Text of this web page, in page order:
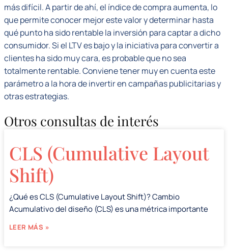
más difícil. A partir de ahí, el índice de compra aumenta, lo
que permite conocer mejor este valor y determinar hasta
qué punto ha sido rentable la inversión para captar a dicho
consumidor. Si el LTV es bajo y la iniciativa para convertir a
clientes ha sido muy cara, es probable que no sea
totalmente rentable. Conviene tener muy en cuenta este
parámetro a la hora de invertir en campañas publicitarias y
otras estrategias.
Otros consultas de interés
CLS (Cumulative Layout
Shift)
¿Qué es CLS (Cumulative Layout Shift)? Cambio
Acumulativo del diseño (CLS) es una métrica importante
LEER MÁS »